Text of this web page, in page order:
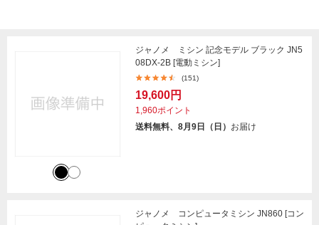
ジャノメ ミシン 記念モデル ブラック JN5
08DX-2B [電動ミシン]
(151)
19,600円
1,960ポイント
送料無料、8月9日（日） お届け
ジャノメ コンピュータミシン JN860 [コン